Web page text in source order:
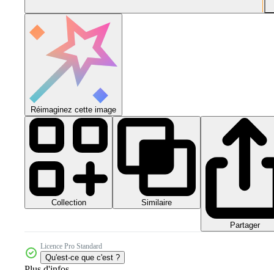
Réimaginez cette image
Collection Similaire
Partager
Licence Pro Standard
Qu'est-ce que c'est ?